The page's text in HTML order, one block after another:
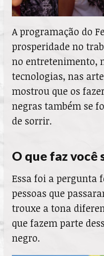
A programação do
prosperidade no
no entretenimento,
tecnologias, nas
mostrou que os
negras também se
de sorrir.
O que faz você
Essa foi a pergunta
pessoas que
trouxe a tona
que fazem parte
negro.